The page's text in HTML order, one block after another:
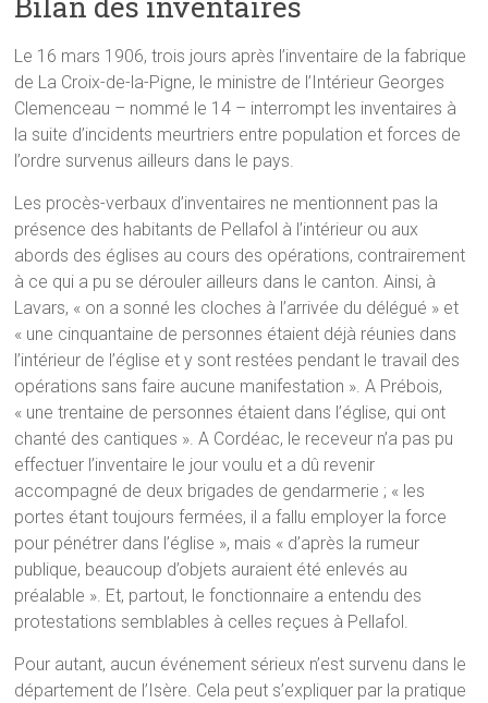
Le 16 mars 1906, trois jours après l’inventaire de la fabrique
de La Croix-de-la-Pigne, le ministre de l’Intérieur Georges
Clemenceau – nommé le 14 – interrompt les inventaires à
la suite d’incidents meurtriers entre population et forces de
l’ordre survenus ailleurs dans le pays.
Les procès-verbaux d’inventaires ne mentionnent pas la
présence des habitants de Pellafol à l’intérieur ou aux
abords des églises au cours des opérations, contrairement
à ce qui a pu se dérouler ailleurs dans le canton. Ainsi, à
Lavars, « on a sonné les cloches à l’arrivée du délégué » et
« une cinquantaine de personnes étaient déjà réunies dans
l’intérieur de l’église et y sont restées pendant le travail des
opérations sans faire aucune manifestation ». A Prébois,
« une trentaine de personnes étaient dans l’église, qui ont
chanté des cantiques ». A Cordéac, le receveur n’a pas pu
effectuer l’inventaire le jour voulu et a dû revenir
accompagné de deux brigades de gendarmerie ; « les
portes étant toujours fermées, il a fallu employer la force
pour pénétrer dans l’église », mais « d’après la rumeur
publique, beaucoup d’objets auraient été enlevés au
préalable ». Et, partout, le fonctionnaire a entendu des
protestations semblables à celles reçues à Pellafol.
Pour autant, aucun événement sérieux n’est survenu dans le
département de l’Isère. Cela peut s’expliquer par la pratique